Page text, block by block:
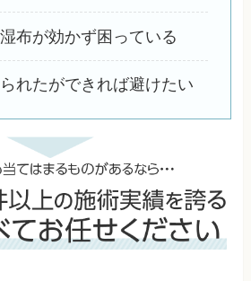
布が効かず困っている
れたができれば避けたい